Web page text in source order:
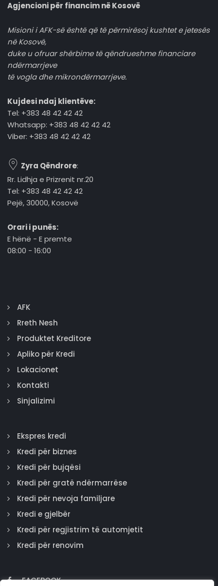
Agjencioni për financim në Kosovë
Misioni i AFK-së është që të përmirësoj kushtet e jetesës
në Kosovë,
duke u ofruar shërbime të qëndrueshme financiare
ndërmarrjeve
të vogla dhe mikrondërmarrjeve.
Kujdesi ndaj klientëve:
Tel: +383 48 42 42 42
Whatsapp: +383 48 42 42 42
Viber: +383 48 42 42 42
Zyra Qëndrore:
Rr. Lidhja e Prizrenit nr.20
Tel: +383 48 42 42 42
Pejë, 30000, Kosovë
Orari i punës:
E hënë - E premte
08:00 - 16:00
AFK
Rreth Nesh
Produktet Kreditore
Apliko për Kredi
Lokacionet
Kontakti
Sinjalizimi
Ekspres kredi
Kredi për biznes
Kredi për bujqësi
Kredi për gratë ndërmarrëse
Kredi për nevoja familjare
Kredi e gjelbër
Kredi për regjistrim të automjetit
Kredi për renovim
FACEBOOK